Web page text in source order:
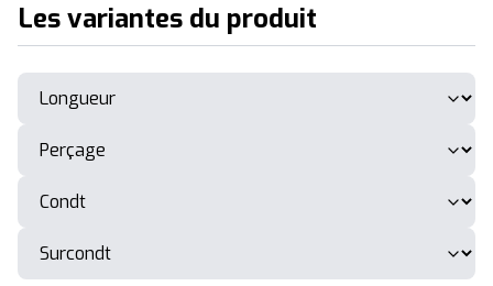
Les variantes du produit